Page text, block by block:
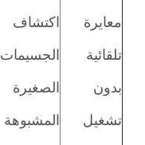
معايرة
تلقائية
بدون
تشغيل
اكتشاف
الجسيمات
الصغيرة
المشبوهة